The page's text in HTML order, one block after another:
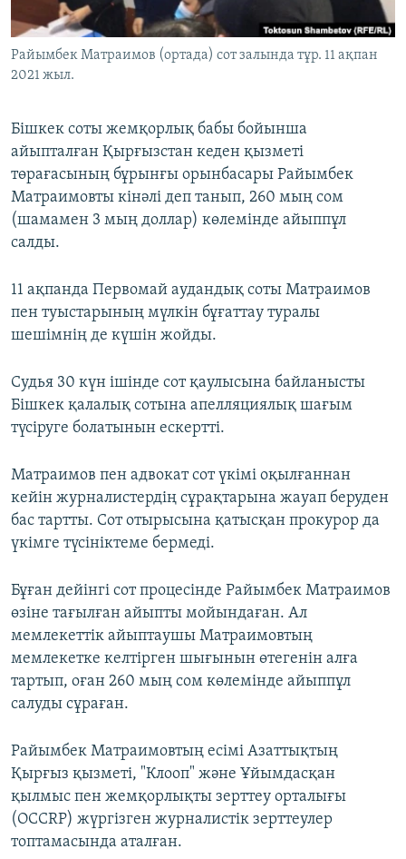
Басқа тілдерде
Райымбек Матраимов (ортада) сот залында тұр. 11 ақпан
2021 жыл.
Бішкек соты жемқорлық бабы бойынша
айыпталған Қырғызстан кеден қызметі
төрағасының бұрынғы орынбасары Райымбек
Матраимовты кінәлі деп танып, 260 мың сом
(шамамен 3 мың доллар) көлемінде айыппұл
салды.
11 ақпанда Первомай аудандық соты Матраимов
пен туыстарының мүлкін бұғаттау туралы
шешімнің де күшін жойды.
Судья 30 күн ішінде сот қаулысына байланысты
Бішкек қалалық сотына апелляциялық шағым
түсіруге болатынын ескертті.
Матраимов пен адвокат сот үкімі оқылғаннан
кейін журналистердің сұрақтарына жауап беруден
бас тартты. Сот отырысына қатысқан прокурор да
үкімге түсініктеме бермеді.
Бұған дейінгі сот процесінде Райымбек Матраимов
өзіне тағылған айыпты мойындаған. Ал
мемлекеттік айыптаушы Матраимовтың
мемлекетке келтірген шығынын өтегенін алға
тартып, оған 260 мың сом көлемінде айыппұл
салуды сұраған.
Райымбек Матраимовтың есімі Азаттықтың
Қырғыз қызметі, "Клооп" және Ұйымдасқан
қылмыс пен жемқорлықты зерттеу орталығы
(OCCRP) жүргізген журналистік зерттеулер
топтамасында аталған.